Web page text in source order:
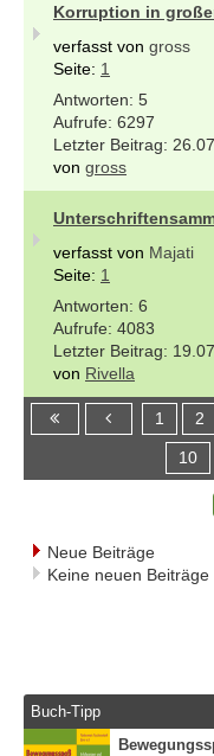
Korruption in
verfasst von gross
Seite: 1
5
6297
von gross
verfasst von Majati
Seite: 1
6
4083
von Rivella
1 2
10
Neue Beiträge
Keine neuen Beiträge
Buch-Tipp